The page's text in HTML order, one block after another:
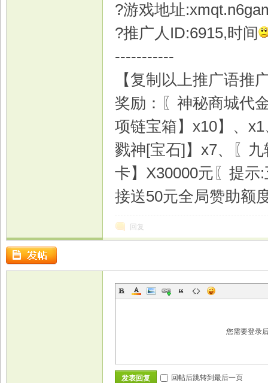
?游戏地址
?推广人ID:6915,时间
-----------
【复制以上推广语推
奖励：〖神秘商城代
项链宝箱】x10】、
戮神[宝石]】x7、〖
卡】X30000元〖提示
接送50元全局赞助额
回复
您需要登录
发表回复 回帖后跳转到最后一页